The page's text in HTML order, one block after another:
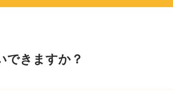
できますか？